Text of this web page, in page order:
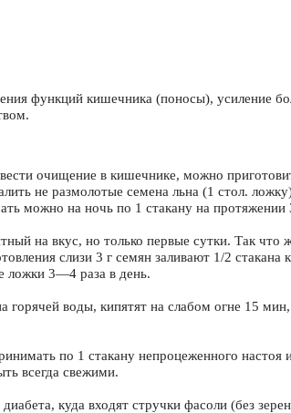
функций кишечника (поносы), усиление
очищение в кишечнике, можно
не размолотые семена льна (1 стол.
можно на ночь по 1 стакану на протяжении
на вкус, но только первые сутки. Так что
слизи 3 г семян заливают 1/2 стакана
ложки 3—4 раза в день.
горячей воды, кипятят на слабом огне 15
по 1 стакану непроцеженного настоя
всегда свежими.
куда входят стручки фасоли (без